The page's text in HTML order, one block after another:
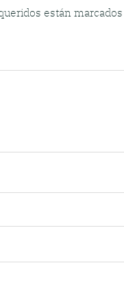
están marcados